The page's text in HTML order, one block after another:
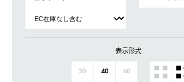
表示形式
20 40 60